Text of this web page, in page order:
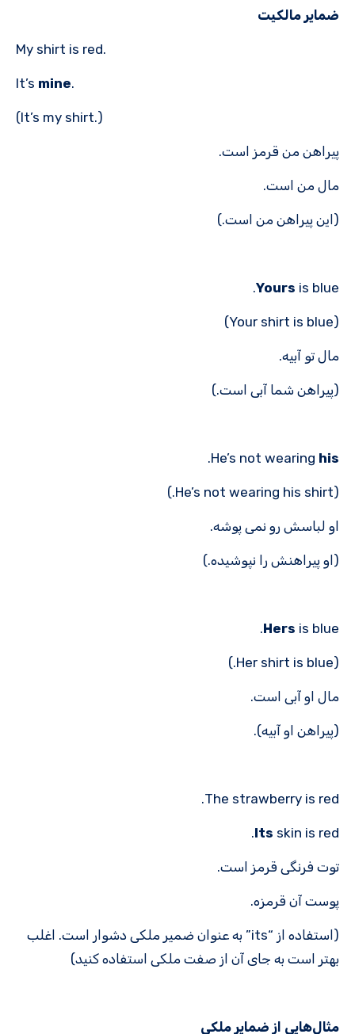
ضمایر مالکیت
My shirt is red.
It’s mine.
(It’s my shirt.)
پیراهن من قرمز است.
مال من است.
(این پیراهن من است.)
Yours is blue.
(Your shirt is blue)
مال تو آبیه.
(پیراهن شما آبی است.)
He’s not wearing his
.
(He’s not wearing his shirt.)
او لباسش رو نمی پوشه.
(او پیراهنش را نپوشیده.)
Hers is blue.
(Her shirt is blue.)
مال او آبی است.
(پیراهن او آبیه).
The strawberry is red.
Its skin is red.
توت فرنگی قرمز است.
پوست آن قرمزه.
(استفاده از “its” به عنوان ضمیر ملکی دشوار است. اغلب
بهتر است به جای آن از صفت ملکی استفاده کنید)
مثال‌هایی از ضمایر ملکی